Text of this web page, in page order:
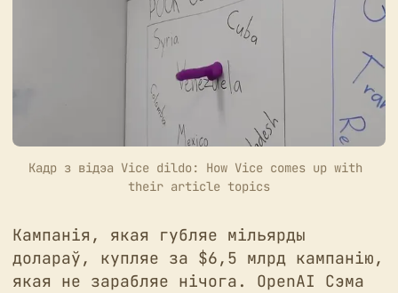
Кадр з відэа Vice dildo: How Vice comes up with
their article topics
Кампанія, якая губляе мільярды
долараў, купляе за $6,5 млрд кампанію,
якая не зарабляе нічога. OpenAI Сэма